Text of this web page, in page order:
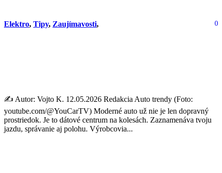
Elektro, Tipy, Zaujímavosti, 0
✍️ Autor: Vojto K. 12.05.2026 Redakcia Auto trendy (Foto:
youtube.com/@YouCarTV) Moderné auto už nie je len dopravný
prostriedok. Je to dátové centrum na kolesách. Zaznamenáva tvoju
jazdu, správanie aj polohu. Výrobcovia...